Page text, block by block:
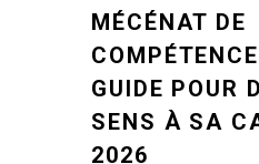
MÉCÉNAT DE
GUIDE POUR
SENS À SA
2026